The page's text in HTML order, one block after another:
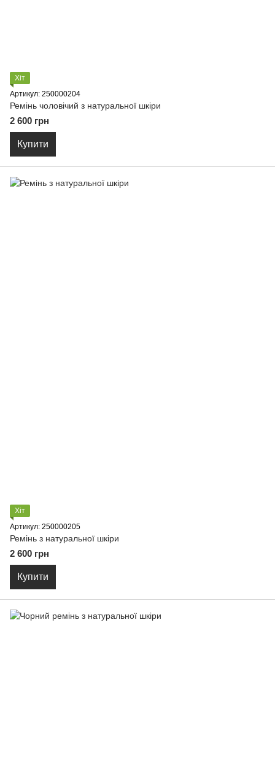
Хіт
Артикул: 250000204
Ремінь чоловічий з натуральної шкіри
2 600 грн
Купити
Хіт
Артикул: 250000205
Ремінь з натуральної шкіри
2 600 грн
Купити